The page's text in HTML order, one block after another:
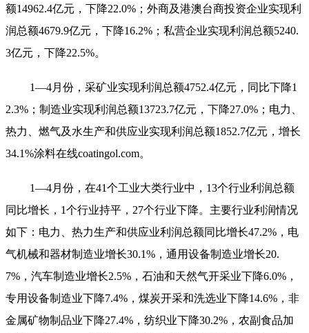
额14962.4亿元，下降22.0%；外商及港澳台商投资企业实现利
润总额4679.9亿元，下降16.2%；私营企业实现利润总额5240.
3亿元，下降22.5%。
1—4月份，采矿业实现利润总额4752.4亿元，同比下降1
2.3%；制造业实现利润总额13723.7亿元，下降27.0%；电力、
热力、燃气及水生产和供应业实现利润总额1852.7亿元，增长
34.1%涂料在线coatingol.com。
1—4月份，在41个工业大类行业中，13个行业利润总额
同比增长，1个行业持平，27个行业下降。主要行业利润情况
如下：电力、热力生产和供应业利润总额同比增长47.2%，电
气机械和器材制造业增长30.1%，通用设备制造业增长20.
7%，汽车制造业增长2.5%，石油和天然气开采业下降6.0%，
专用设备制造业下降7.4%，煤炭开采和洗选业下降14.6%，非
金属矿物制品业下降27.4%，纺织业下降30.2%，农副食品加